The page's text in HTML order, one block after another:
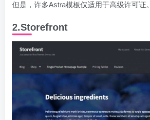
但是，许多Astra模板仅适用于高级许可证。
2.Storefront